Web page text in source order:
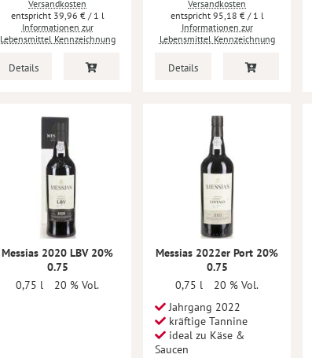
Versandkosten
39,96 € / 1 l
Informationen zur
Lebensmittel Kennzeichnung
Details
Versandkosten
95,18 € / 1 l
Informationen zur
Lebensmittel Kennzeichnung
Details
Messias 2020 LBV 20%
0.75
0,75 l
20 % Vol.
Messias 2022er Port 20%
0.75
0,75 l
20 % Vol.
Jahrgang 2022
kräftige Tannine
ideal zu Käse &
Saucen